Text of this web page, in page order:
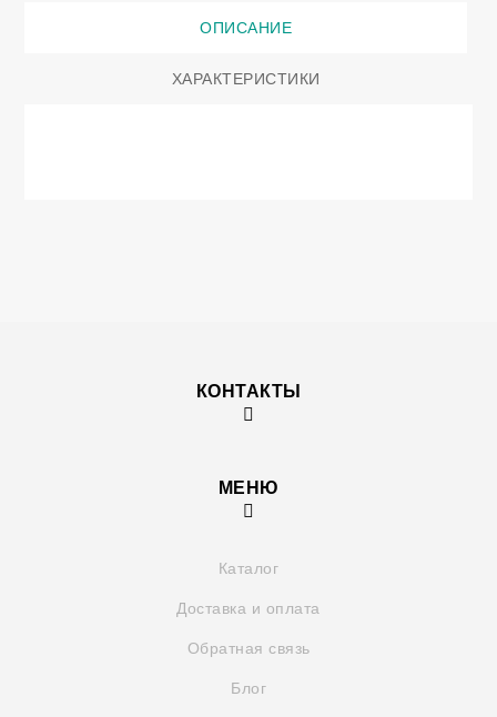
ОПИСАНИЕ
ХАРАКТЕРИСТИКИ
КОНТАКТЫ
МЕНЮ
Каталог
Доставка и оплата
Обратная связь
Блог